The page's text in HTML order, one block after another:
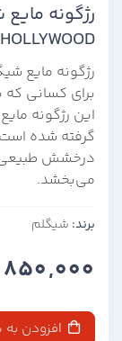
رژگونه
HOLLYWOOD
برای کسانی که
این رژگونه
گرفته شده
درخشش طبیعی
می‌بخشد.
برند: شیگلم
850,000
افزودن